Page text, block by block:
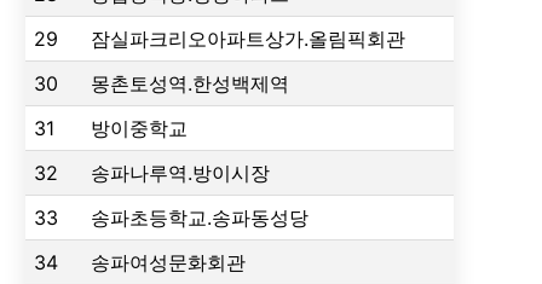
29
잠실파크리오아파트상가.올림픽회관
30
몽촌토성역.한성백제역
31
방이중학교
32
송파나루역.방이시장
33
송파초등학교.송파동성당
34
송파여성문화회관